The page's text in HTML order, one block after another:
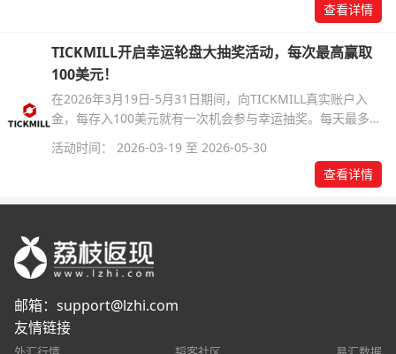
查看详情
TICKMILL开启幸运轮盘大抽奖活动，每次最高赢取
100美元！
在2026年3月19日-5月31日期间，向TICKMILL真实账户入
金，每存入100美元就有一次机会参与幸运抽奖。每天最多可
获得10次抽奖机会，赢取现金奖励!
活动时间： 2026-03-19 至 2026-05-30
查看详情
邮箱： support@lzhi.com
友情链接